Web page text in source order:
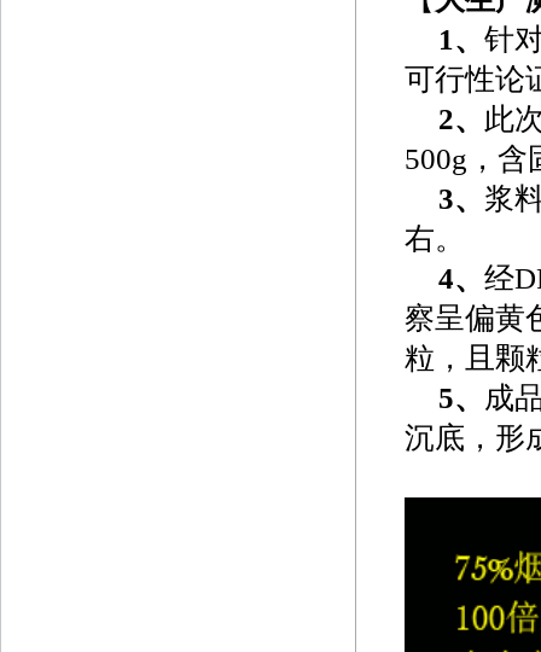
1、 针
可行性论
2、 此
500g，含
3、 浆
右。
4、 经
察呈偏黄
粒，且颗
5、 成
沉底，形